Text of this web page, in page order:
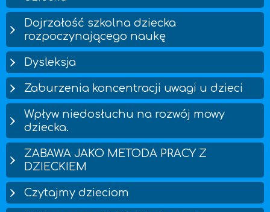
Dojrzałość szkolna dziecka
rozpoczynającego naukę
Dysleksja
Zaburzenia koncentracji uwagi u dzieci
Wpływ niedosłuchu na rozwój mowy
dziecka.
ZABAWA JAKO METODA PRACY Z
DZIECKIEM
Czytajmy dzieciom